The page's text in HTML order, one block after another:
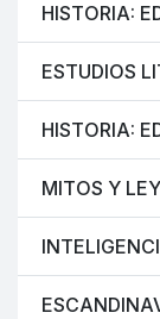
HISTORIA:
ESTUDIOS
HISTORIA:
MITOS Y